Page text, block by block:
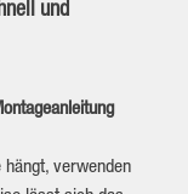
und
verwenden